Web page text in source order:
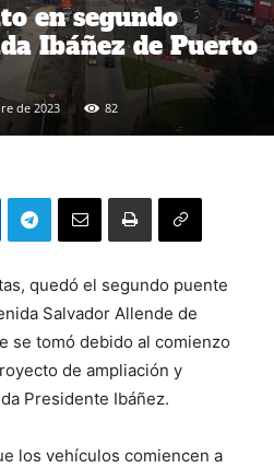
en segundo
Ibáñez de Puerto
de 2023 82
quedó el segundo puente
Salvador Allende de
se tomó debido al comienzo
de ampliación y
Presidente Ibáñez.
los vehículos comiencen a